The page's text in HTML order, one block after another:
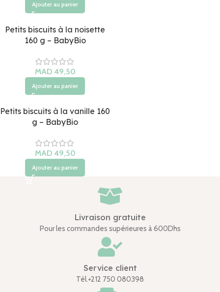
Ajouter au panier
Petits biscuits à la noisette
160 g – BabyBio
Ajouter au panier
Petits biscuits à la vanille 160
g – BabyBio
Ajouter au panier
Livraison gratuite
Pour les commandes supérieures à 600Dhs
Service client
Tél.+212 750 080398